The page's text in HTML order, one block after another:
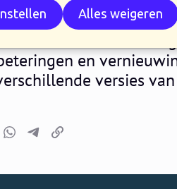
Alles weigeren
loop van woensdag
het Procurios
en
versies
Whatsapp
TelegramKopieer link